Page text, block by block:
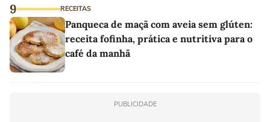
9 RECEITAS
Panqueca de maçã com aveia sem glúten:
receita fofinha, prática e nutritiva para o
café da manhã
PUBLICIDADE